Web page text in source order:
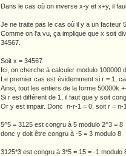
Dans le cas où on inverse x-y et x+y, il
Je ne traite pas le cas où il y a un facteur
Comme on l'a vu, ça implique que x soit
34567.
Soit x = 34567
Ici, on cherche à calculer modulo 100000
Le premier cas est évidemment si r = 1,
Ainsi, tout les entiers de la forme 50000k
Si r est différent de 1, il faut que y soit
Or y est impair. Donc n-r-1 = 0, soit r = n-
5^5 = 3125 est congru à 5 modulo 2^3 = 8
donc y doit être congru à -5 = 3 modulo 8
3125*3 est congru à 3*5 = 15 = -1 modulo